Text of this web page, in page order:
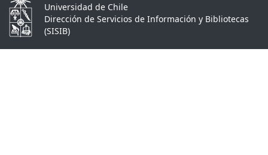
Universidad de Chile
Dirección de Servicios de Información y Bibliotecas
(SISIB)